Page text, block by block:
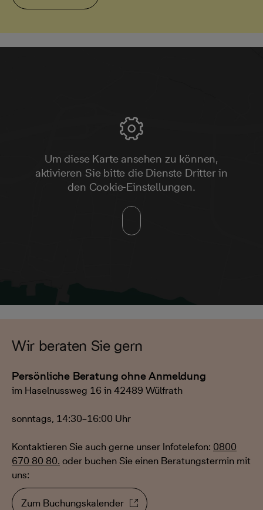
Um diese Karte ansehen zu können,
aktivieren Sie bitte die Dienste Dritter in
den Cookie-Einstellungen.
Wir beraten Sie gern
Persönliche Beratung ohne Anmeldung
im Haselnussweg 16 in 42489 Wülfrath
sonntags, 14:30–16:00 Uhr
Kontaktieren Sie auch gerne unser Infotelefon: 0800
670 80 80. oder buchen Sie einen Beratungstermin mit
uns:
Zum Buchungskalender